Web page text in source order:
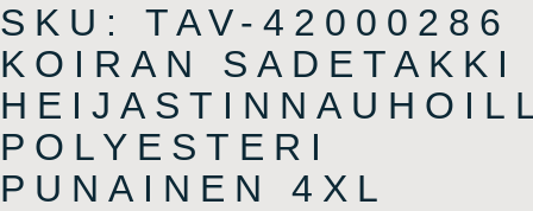
SKU: TAV-42000286
KOIRAN SADETAKKI
POLYESTERI
PUNAINEN 4XL